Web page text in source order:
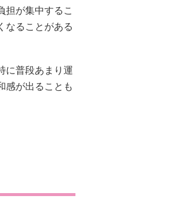
担が集中するこ
なることがある
に普段あまり運
感が出ることも